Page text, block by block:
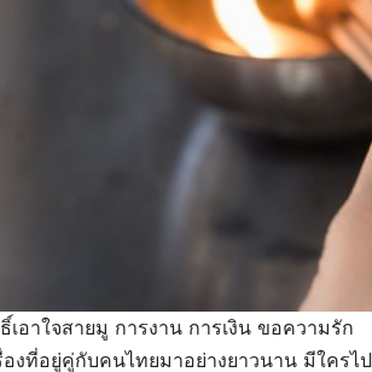
อาใจสายมู การงาน การเงิน ขอความรัก
องที่อยู่คู่กับคนไทยมาอย่างยาวนาน มีใครไป